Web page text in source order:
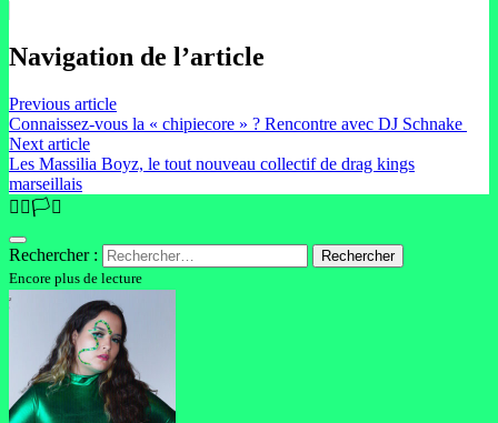
Navigation de l’article
Previous article
Connaissez-vous la « chipiecore » ? Rencontre avec DJ Schnake
Next article
Les Massilia Boyz, le tout nouveau collectif de drag kings
marseillais
🏳️‍🌈🏳️‍⚧️
Rechercher :
Encore plus de lecture